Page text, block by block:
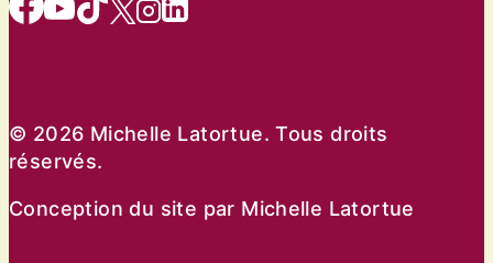
© 2026 Michelle Latortue. Tous droits
réservés.
Conception du site par Michelle Latortue